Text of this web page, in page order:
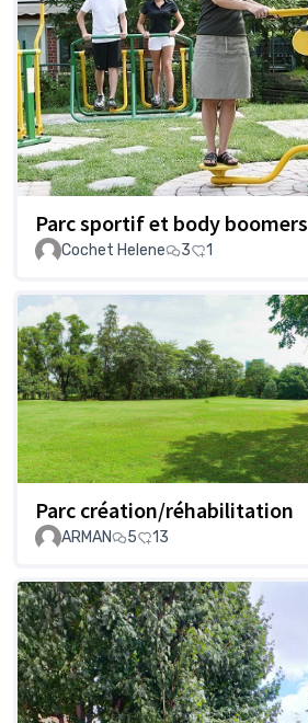
Parc sportif et body boomers
Cochet Helene
3 1
Parc création/réhabilitation
ARMAN
5 13